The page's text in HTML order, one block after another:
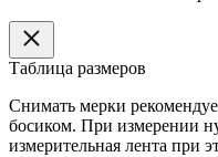
Таблица размеров
Снимать мерки
босиком. При измерении
измерительная лента при